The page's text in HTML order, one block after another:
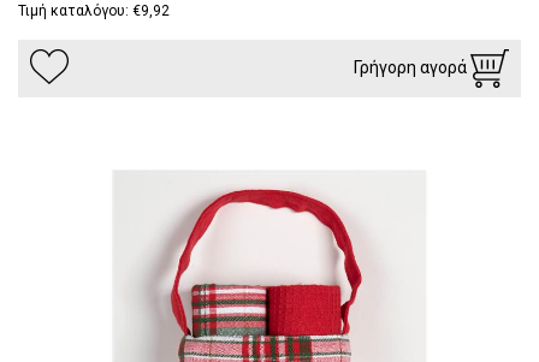
Τιμή καταλόγου: €9,92
Γρήγορη αγορά